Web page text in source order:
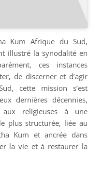
Kum Afrique du Sud,
illustré la synodalité en
ces instances
de discerner et d’agir
cette mission s’est
dernières décennies,
aux religieuses à une
plus structurée, liée au
Kum et ancrée dans
la vie et à restaurer la